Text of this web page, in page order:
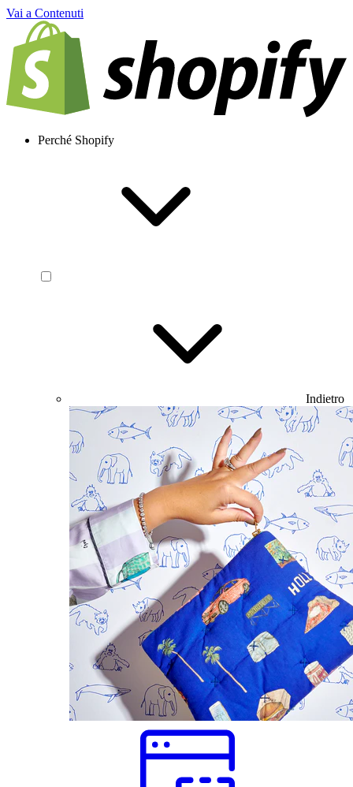
Vai a Contenuti
Perché Shopify
Indietro